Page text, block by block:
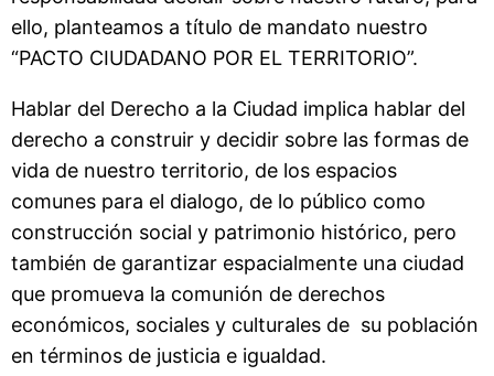
ello, planteamos a título de mandato nuestro
“PACTO CIUDADANO POR EL TERRITORIO”.
Hablar del Derecho a la Ciudad implica hablar del
derecho a construir y decidir sobre las formas de
vida de nuestro territorio, de los espacios
comunes para el dialogo, de lo público como
construcción social y patrimonio histórico, pero
también de garantizar espacialmente una ciudad
que promueva la comunión de derechos
económicos, sociales y culturales de su población
en términos de justicia e igualdad.